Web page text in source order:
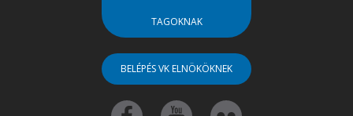
TAGOKNAK
BELÉPÉS VK ELNÖKÖKNEK